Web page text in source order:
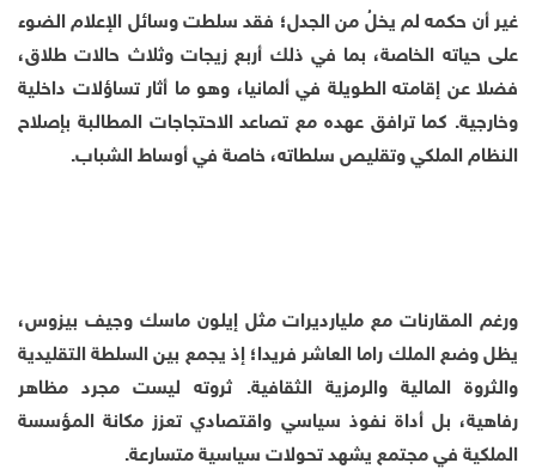
غير أن حكمه لم يخلُ من الجدل؛ فقد سلطت وسائل الإعلام الضوء
على حياته الخاصة، بما في ذلك أربع زيجات وثلاث حالات طلاق،
فضلا عن إقامته الطويلة في ألمانيا، وهو ما أثار تساؤلات داخلية
وخارجية. كما ترافق عهده مع تصاعد الاحتجاجات المطالبة بإصلاح
النظام الملكي وتقليص سلطاته، خاصة في أوساط الشباب.
ورغم المقارنات مع مليارديرات مثل إيلون ماسك وجيف بيزوس،
يظل وضع الملك راما العاشر فريدا؛ إذ يجمع بين السلطة التقليدية
والثروة المالية والرمزية الثقافية. ثروته ليست مجرد مظاهر
رفاهية، بل أداة نفوذ سياسي واقتصادي تعزز مكانة المؤسسة
الملكية في مجتمع يشهد تحولات سياسية متسارعة.